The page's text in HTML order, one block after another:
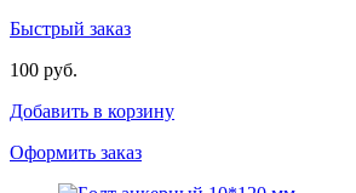
Быстрый заказ
100 руб.
Добавить в корзину
Оформить заказ